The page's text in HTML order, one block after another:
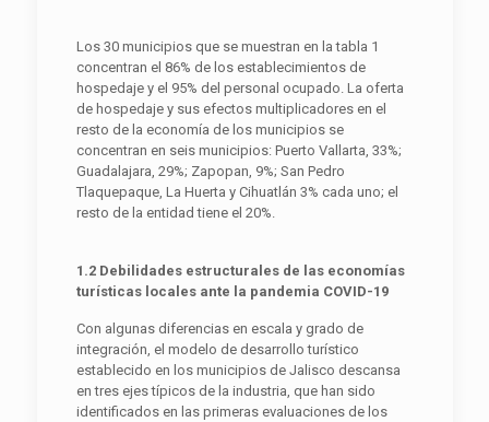
Los 30 municipios que se muestran en la tabla 1
concentran el 86% de los establecimientos de
hospedaje y el 95% del personal ocupado. La oferta
de hospedaje y sus efectos multiplicadores en el
resto de la economía de los municipios se
concentran en seis municipios: Puerto Vallarta, 33%;
Guadalajara, 29%; Zapopan, 9%; San Pedro
Tlaquepaque, La Huerta y Cihuatlán 3% cada uno; el
resto de la entidad tiene el 20%.
1.2 Debilidades estructurales de las economías
turísticas locales ante la pandemia COVID-19
Con algunas diferencias en escala y grado de
integración, el modelo de desarrollo turístico
establecido en los municipios de Jalisco descansa
en tres ejes típicos de la industria, que han sido
identificados en las primeras evaluaciones de los